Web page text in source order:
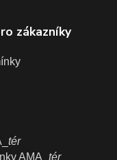
zákazníky
tér
AMA_tér